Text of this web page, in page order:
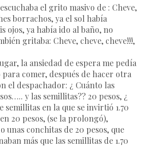
el grito masivo de : Cheve,
borrachos, ya el sol había
ojos, ya había ido al baño, no
gritaba: Cheve, cheve, cheve!!!,
la ansiedad de espera me pedía
comer, después de hacer otra
el despachador: ¿ Cuánto las
y las semillitas?? 20 pesos, ¿
semillitas en la que se invirtió 1.70
20 pesos, (se la prolongó),
unas conchitas de 20 pesos, que
más que las semillitas de 1.70